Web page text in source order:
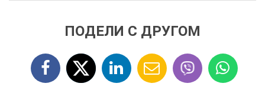
ПОДЕЛИ С ДРУГОМ